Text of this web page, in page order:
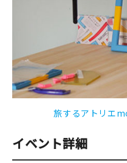
旅するアトリエ
イベント詳細